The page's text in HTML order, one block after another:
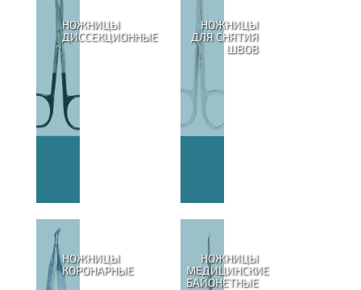
НОЖНИЦЫ
ДИССЕКЦИОННЫЕ
НОЖНИЦЫ
ДЛЯ СНЯТИЯ
ШВОВ
НОЖНИЦЫ
КОРОНАРНЫЕ
НОЖНИЦЫ
МЕДИЦИНСКИЕ
БАЙОНЕТНЫЕ